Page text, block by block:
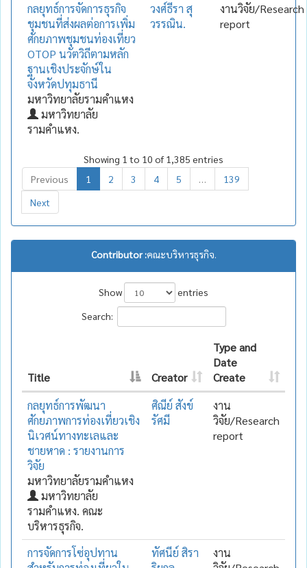
กลยุทธ์การจัดการธุรกิจ
ชุมชนที่ส่งผลต่อการเพิ่ม
ศักยภาพชุมชนท่องเที่ยว
OTOP นวัตวิถีตามหลัก
ฐานเชิงประจักษ์ใน
จังหวัดปทุมธานี
มหาวิทยาลัยรามคำแหง
มหาวิทยาลัย
รามคำแหง.
วงศ์ธีรา สุ
วรรณิน.
งานวิจัย/Research
report
Showing 1 to 10 of 1,385 entries
Previous
1 2 3 4 5
139
Next
Contributor :คณะบริหารธุรกิจ.
Show
entries
Search:
Title Creator
Type and
Date
Create
กลยุทธ์การพัฒนา
ศักยภาพการท่องเที่ยวเชิง
นิเวศน์ทางทะเลและ
ชายหาด : รายงานการ
วิจัย
มหาวิทยาลัยรามคำแหง
มหาวิทยาลัย
รามคำแหง. คณะ
บริหารธุรกิจ.
ศิณีย์ สังข์
รัศมี
งาน
วิจัย/Research
report
การจัดการโซ่อุปทาน
ทัศนีย์ สิรา
งาน